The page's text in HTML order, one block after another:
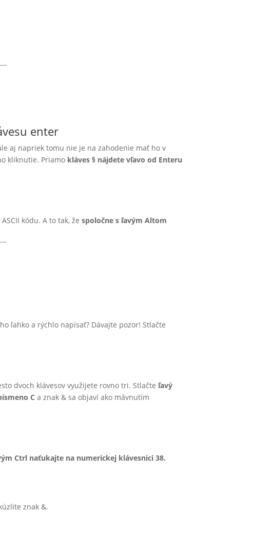
enter
aj napriek tomu nie je na zahodenie mať ho v
kliknutie. Priamo kláves § nájdete vľavo od Enteru
kódu. A to tak, že spoločne s ľavým Altom
ľahko a rýchlo napísať? Dávajte pozor! Stlačte
dvoch klávesov využijete rovno tri. Stlačte ľavý
C a znak & sa objaví ako mávnutím
Ctrl naťukajte na numerickej klávesnici 38.
znak &.